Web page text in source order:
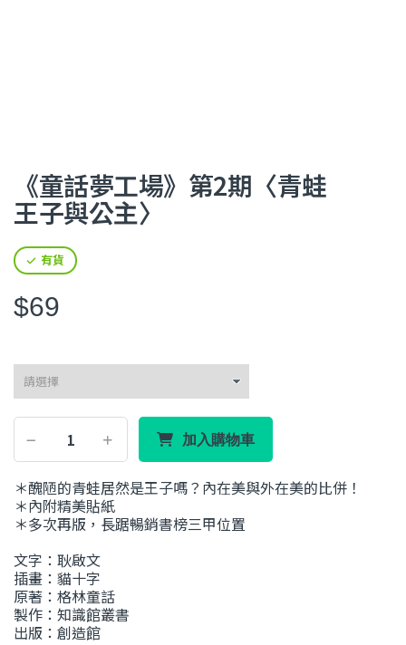
《童話夢工場》第2期〈青蛙
王子與公主〉
有貨
$69
加入購物車
＊醜陋的青蛙居然是王子嗎？內在美與外在美的比併！
＊內附精美貼紙
＊多次再版，長踞暢銷書榜三甲位置
文字：耿啟文
插畫：貓十字
原著：格林童話
製作：知識館叢書
出版：創造館